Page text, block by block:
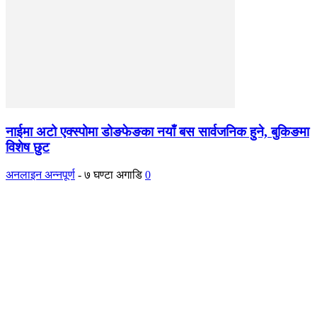
नाईमा अटो एक्स्पोमा डोङफेङका नयाँ बस सार्वजनिक हुने, बुकिङमा
विशेष छुट
अनलाइन अन्नपूर्ण - ७ घण्टा अगाडि 0